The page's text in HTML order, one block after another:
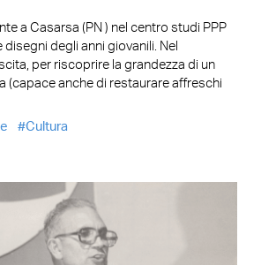
a Casarsa (PN ) nel centro studi PPP
disegni degli anni giovanili. Nel
per riscoprire la grandezza di un
(capace anche di restaurare affreschi
Cultura